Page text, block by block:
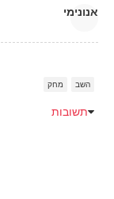
אנונימי
השב מחק
תשובות